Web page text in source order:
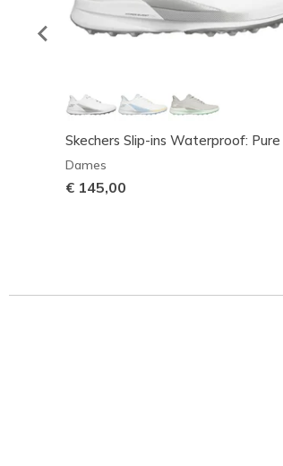
Skechers Slip-ins Waterproof: Pure
Dames
€ 145,00